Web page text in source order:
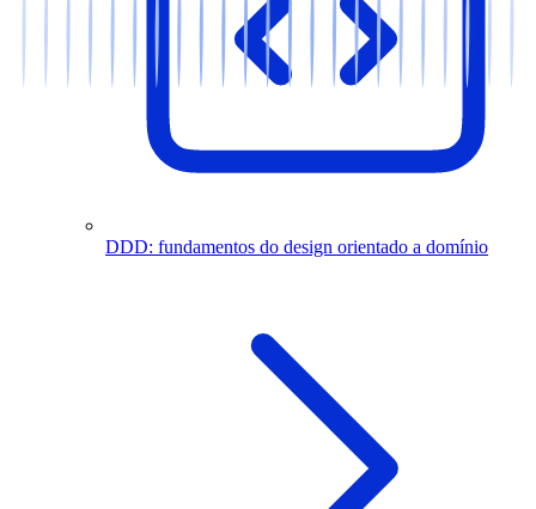
DDD: fundamentos do design orientado a domínio